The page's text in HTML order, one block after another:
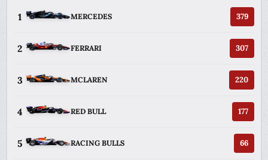
1 MERCEDES 379
2 FERRARI 307
3 MCLAREN 220
4 RED BULL 177
5 RACING BULLS 66